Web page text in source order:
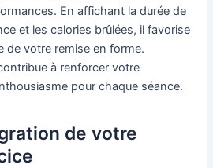
En affichant la durée de
et les calories brûlées, il favorise
de votre remise en forme.
à renforcer votre
pour chaque séance.
de votre